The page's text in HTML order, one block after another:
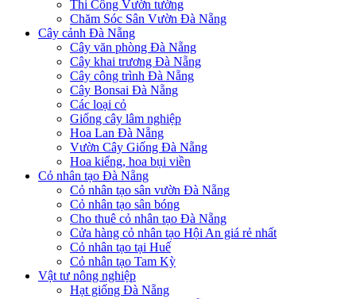
Thi Công Vườn tường
Chăm Sóc Sân Vườn Đà Nẵng
Cây cảnh Đà Nẵng
Cây văn phòng Đà Nẵng
Cây khai trương Đà Nẵng
Cây công trình Đà Nẵng
Cây Bonsai Đà Nẵng
Các loại cỏ
Giống cây lâm nghiệp
Hoa Lan Đà Nẵng
Vườn Cây Giống Đà Nẵng
Hoa kiểng, hoa bụi viền
Cỏ nhân tạo Đà Nẵng
Cỏ nhân tạo sân vườn Đà Nẵng
Cỏ nhân tạo sân bóng
Cho thuê cỏ nhân tạo Đà Nẵng
Cửa hàng cỏ nhân tạo Hội An giá rẻ nhất
Cỏ nhân tạo tại Huế
Cỏ nhân tạo Tam Kỳ
Vật tư nông nghiệp
Hạt giống Đà Nẵng